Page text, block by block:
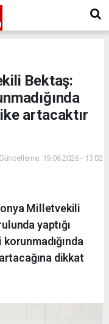
Bektaş:
artacaktır
19.06.2026 - 13:02
Milletvekili
yaptığı
dikkat